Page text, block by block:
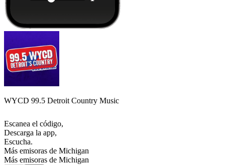
WYCD 99.5 Detroit Country Music
Escanea el código,
Descarga la app,
Escucha.
Más emisoras de Michigan
Más emisoras de Michigan